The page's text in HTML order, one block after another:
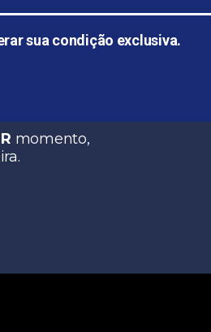
sua condição exclusiva.
momento,